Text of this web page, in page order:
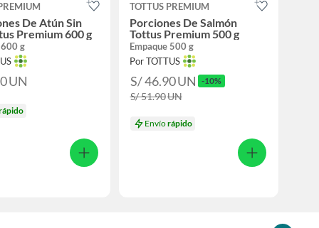
De Atún Sin
Premium 600 g
600 g
UN
TOTTUS PREMIUM
Porciones De Salmón
Tottus Premium 500 g
Empaque 500 g
Por TOTTUS
S/ 46.90UN -10%
S/ 51.90UN
Envíorápido